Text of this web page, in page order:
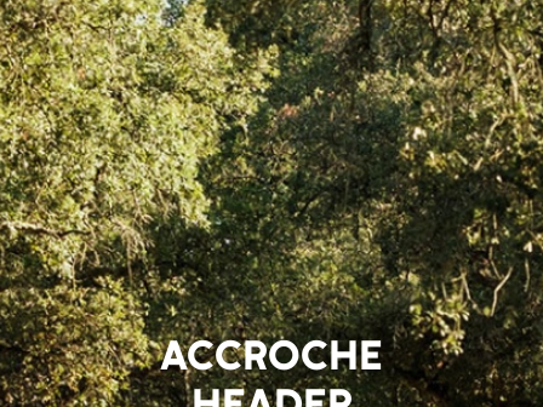
ACCROCHE